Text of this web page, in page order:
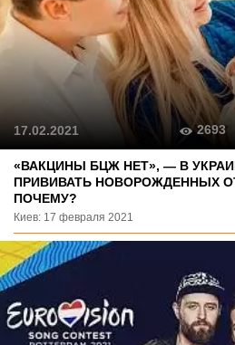
«ВАКЦИНЫ БЦЖ НЕТ», — В
ПРИВИВАТЬ НОВОРОЖДЕННЫХ
ПОЧЕМУ?
Киев: 17 февраля 2021
17.02.2021 2693